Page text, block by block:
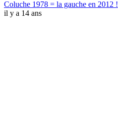
Coluche 1978 = la gauche en 2012 !
il y a 14 ans